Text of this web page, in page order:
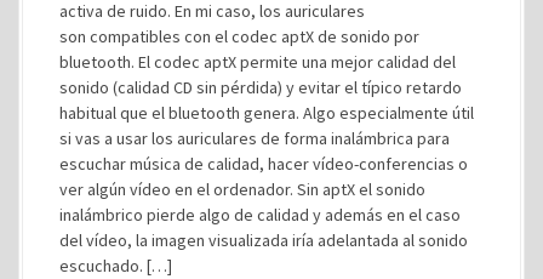
activa de ruido. En mi caso, los auriculares
son compatibles con el codec aptX de sonido por
bluetooth. El codec aptX permite una mejor calidad del
sonido (calidad CD sin pérdida) y evitar el típico retardo
habitual que el bluetooth genera. Algo especialmente útil
si vas a usar los auriculares de forma inalámbrica para
escuchar música de calidad, hacer vídeo-conferencias o
ver algún vídeo en el ordenador. Sin aptX el sonido
inalámbrico pierde algo de calidad y además en el caso
del vídeo, la imagen visualizada iría adelantada al sonido
escuchado. […]